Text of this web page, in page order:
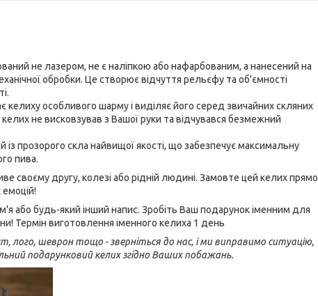
не лазером, не є наліпкою або нафарбованим, а нанесений на
обробки. Це створює відчуття рельєфу та об'ємності
келиху особливого шарму і виділяє його серед звичайних скляних
не висковзував з Вашої руки та відчувався безмежний
прозорого скла найвищої якості, що забезпечує максимальну
пива.
своєму другу, колезі або рідній людині. Замовте цей келих прямо
або будь-який інший напис. Зробіть Ваш подарунок іменним для
Термін виготовлення іменного келиха 1 день
лого, шеврон тощо - зверніться до нас, і ми виправимо ситуацію,
подарунковий келих згідно Ваших побажань.